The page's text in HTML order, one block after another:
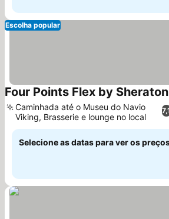
Escolha popular
Four Points Flex by
Caminhada até o Museu do Navio
Viking, Brasserie e lounge no local
Selecione as datas para ver os